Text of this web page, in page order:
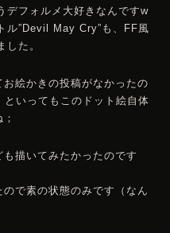
デフォルメ大好きなんですw
ル”Devil May Cry”も、FF風
した。
絵かきの投稿がなかったの
いってもこのドット絵自体
描いてみたかったのです
で素の状態のみです（なん